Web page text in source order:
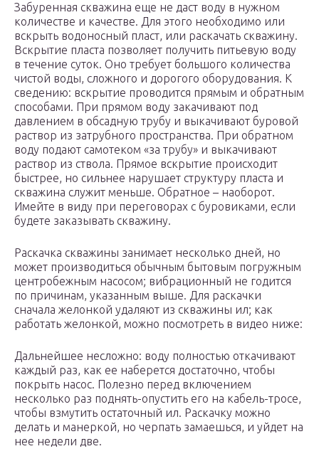
Забуренная скважина еще не даст воду в нужном
количестве и качестве. Для этого необходимо или
вскрыть водоносный пласт, или раскачать скважину.
Вскрытие пласта позволяет получить питьевую воду
в течение суток. Оно требует большого количества
чистой воды, сложного и дорогого оборудования. К
сведению: вскрытие проводится прямым и обратным
способами. При прямом воду закачивают под
давлением в обсадную трубу и выкачивают буровой
раствор из затрубного пространства. При обратном
воду подают самотеком «за трубу» и выкачивают
раствор из ствола. Прямое вскрытие происходит
быстрее, но сильнее нарушает структуру пласта и
скважина служит меньше. Обратное – наоборот.
Имейте в виду при переговорах с буровиками, если
будете заказывать скважину.
Раскачка скважины занимает несколько дней, но
может производиться обычным бытовым погружным
центробежным насосом; вибрационный не годится
по причинам, указанным выше. Для раскачки
сначала желонкой удаляют из скважины ил; как
работать желонкой, можно посмотреть в видео ниже:
Дальнейшее несложно: воду полностью откачивают
каждый раз, как ее наберется достаточно, чтобы
покрыть насос. Полезно перед включением
несколько раз поднять-опустить его на кабель-тросе,
чтобы взмутить остаточный ил. Раскачку можно
делать и манеркой, но черпать замаешься, и уйдет на
нее недели две.